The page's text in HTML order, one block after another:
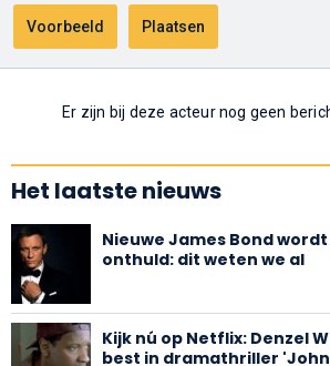
Er zijn bij deze acteur nog geen
Het laatste nieuws
Nieuwe James Bond
onthuld: dit weten we al
Kijk nú op Netflix: Denzel
best in dramathriller 'John